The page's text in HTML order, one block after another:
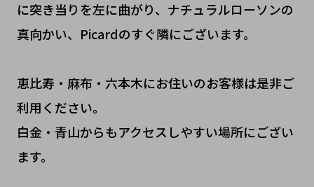
に突き当りを左に曲がり、ナチュラルローソンの
真向かい、Picardのすぐ隣にございます。
恵比寿・麻布・六本木にお住いのお客様は是非ご
利用ください。
白金・青山からもアクセスしやすい場所にござい
ます。